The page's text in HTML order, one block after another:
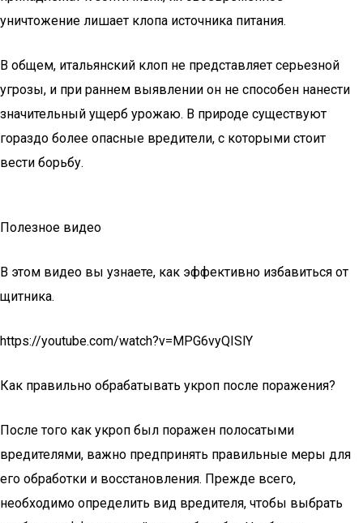
уничтожение лишает клопа источника питания.
В общем, итальянский клоп не представляет серьезной
угрозы, и при раннем выявлении он не способен нанести
значительный ущерб урожаю. В природе существуют
гораздо более опасные вредители, с которыми стоит
вести борьбу.
Полезное видео
В этом видео вы узнаете, как эффективно избавиться от
щитника.
https://youtube.com/watch?v=MPG6vyQISlY
Как правильно обрабатывать укроп после поражения?
После того как укроп был поражен полосатыми
вредителями, важно предпринять правильные меры для
его обработки и восстановления. Прежде всего,
необходимо определить вид вредителя, чтобы выбрать